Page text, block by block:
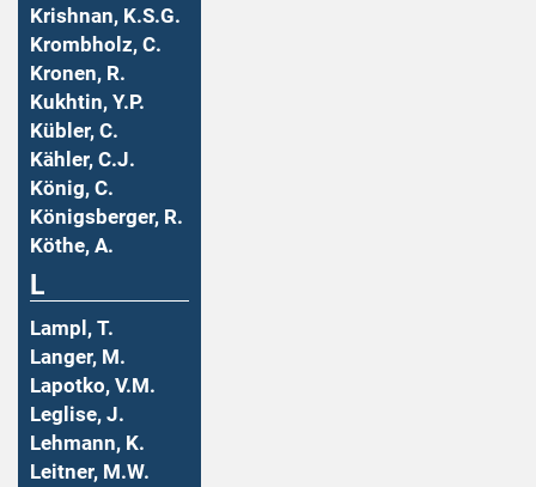
Krishnan, K.S.G.
Krombholz, C.
Kronen, R.
Kukhtin, Y.P.
Kübler, C.
Kähler, C.J.
König, C.
Königsberger, R.
Köthe, A.
L
Lampl, T.
Langer, M.
Lapotko, V.M.
Leglise, J.
Lehmann, K.
Leitner, M.W.